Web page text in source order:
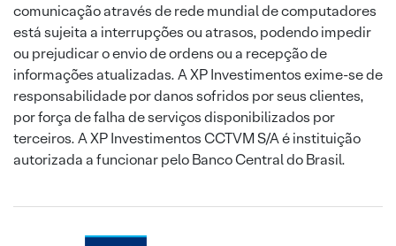
comunicação através de rede mundial de computadores
está sujeita a interrupções ou atrasos, podendo impedir
ou prejudicar o envio de ordens ou a recepção de
informações atualizadas. A XP Investimentos exime-se de
responsabilidade por danos sofridos por seus clientes,
por força de falha de serviços disponibilizados por
terceiros. A XP Investimentos CCTVM S/A é instituição
autorizada a funcionar pelo Banco Central do Brasil.